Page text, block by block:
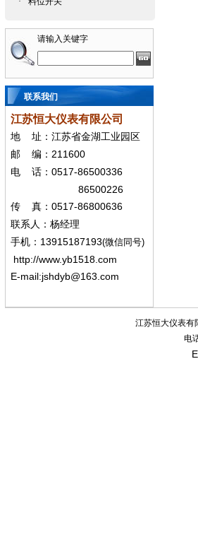
请输入关键字
联系我们
江苏恒大仪表有限公司
地
址：江苏省金湖工业园区
邮
编： 211600
电 话： 0517-86500336
86500226
传 真： 0517-86800636
联系人：杨经理
手机 ： 13915187193(微信同号)
http://www.yb1518.com
E-mail:jshdyb@163.com
江苏恒大仪表有
电话